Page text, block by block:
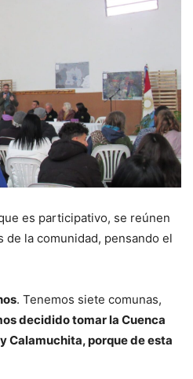
es participativo, se reúnen
la comunidad, pensando el
. Tenemos siete comunas,
decidido tomar la Cuenca
Calamuchita, porque de esta